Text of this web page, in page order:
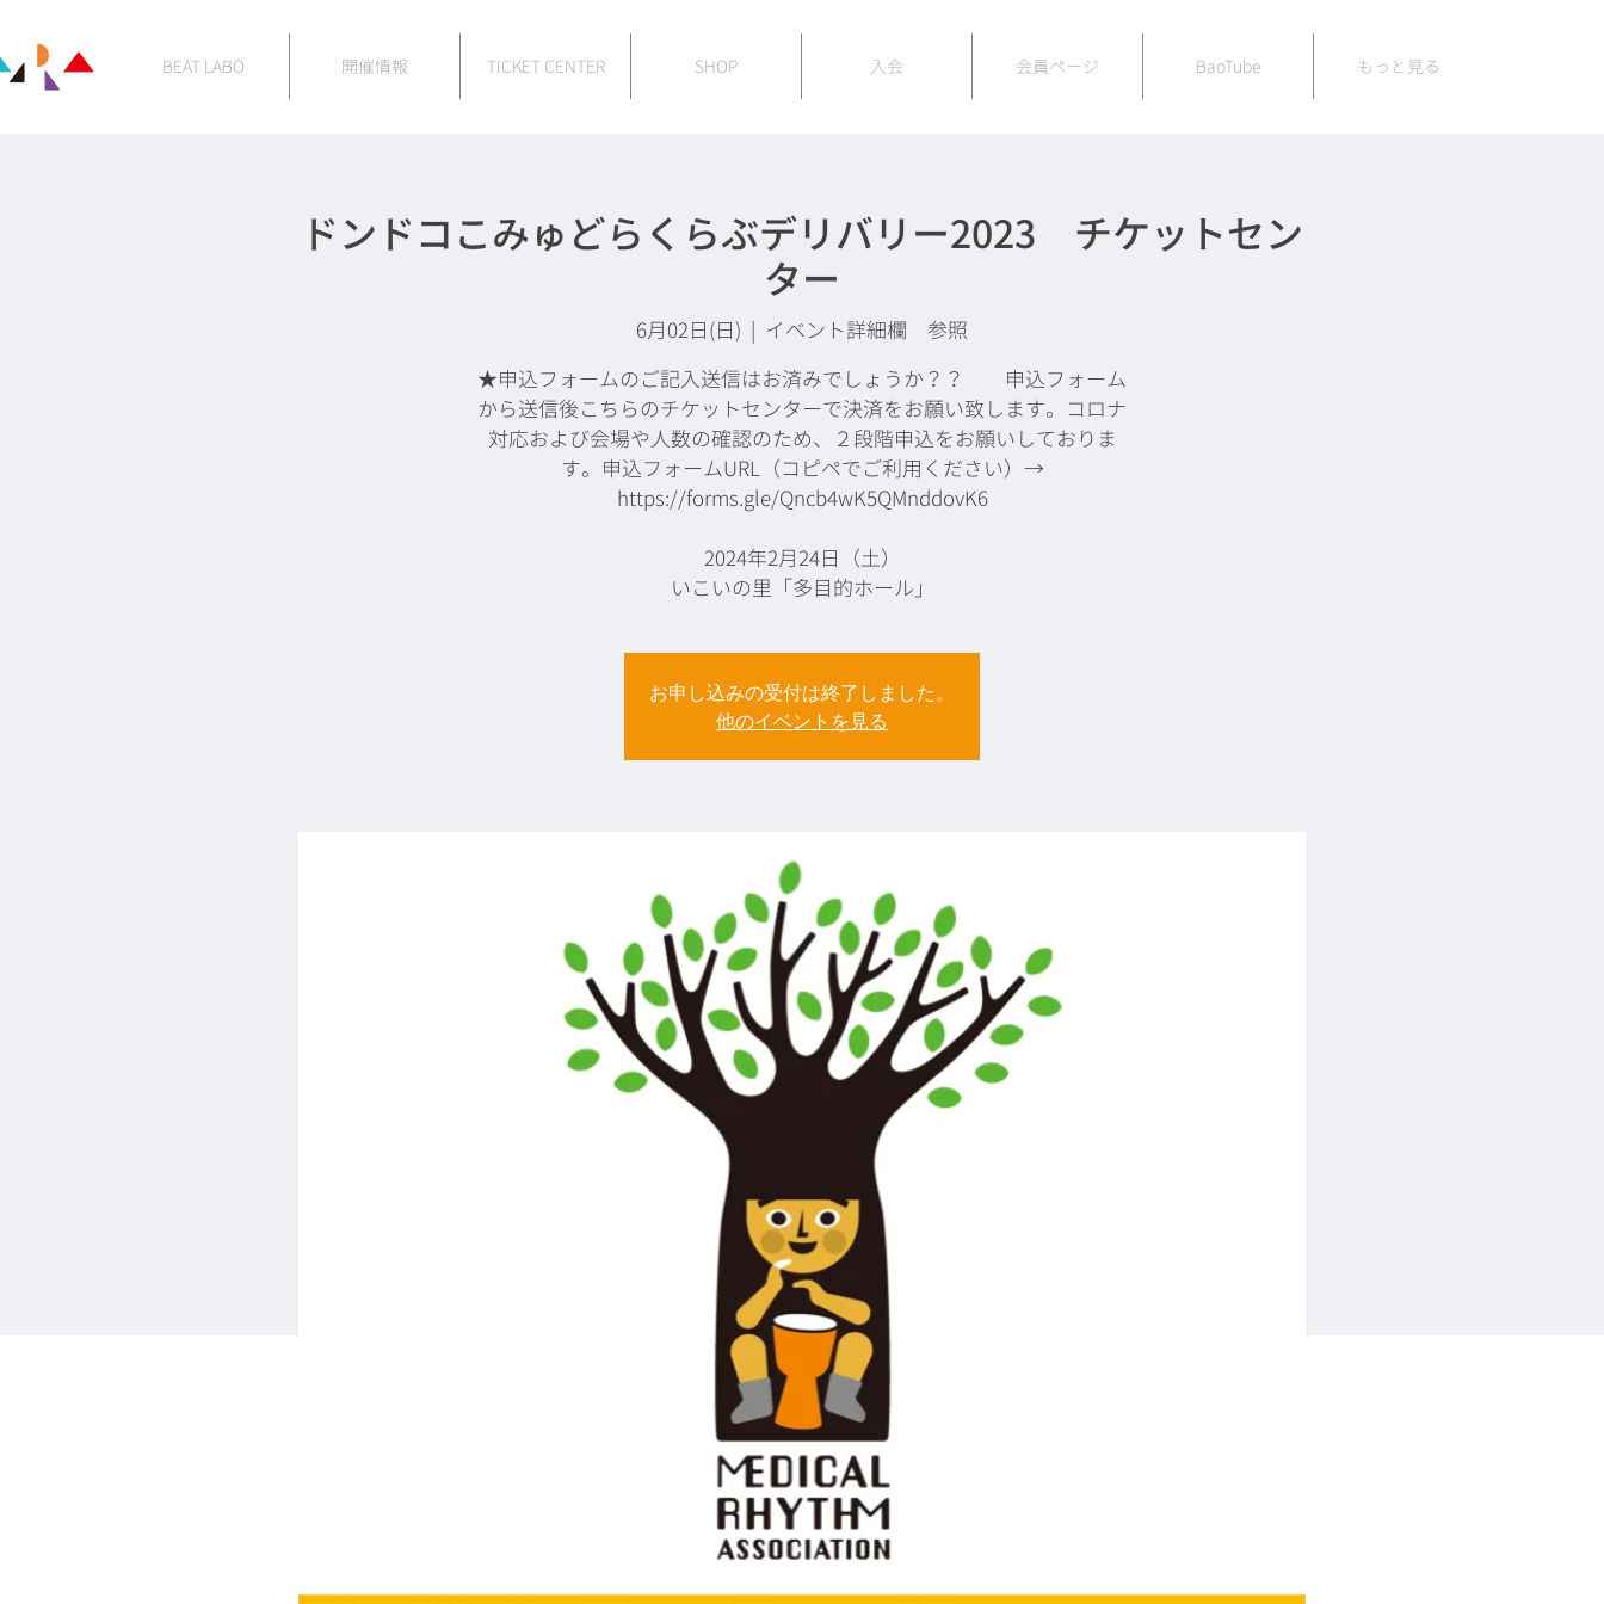
BEAT LABO 開催情報 TICKET CENTER SHOP 入会 会員ページ BaoTube もっと見る
ドンドコこみゅどらくらぶデリバリー2023 チケットセン
ター
6月02日(日)
  |
イベント詳細欄 参照
★申込フォームのご記入送信はお済みでしょうか？？ 申込フォーム
から送信後こちらのチケットセンターで決済をお願い致します。コロナ
対応および会場や人数の確認のため、２段階申込をお願いしておりま
す。申込フォームURL（コピペでご利用ください）→
https://forms.gle/Qncb4wK5QMnddovK6
2024年2月24日（土）
お申し込みの受付は終了しました。
他のイベントを見る